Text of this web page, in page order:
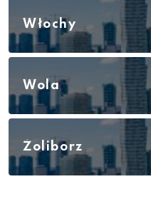
Włochy
Wola
Żoliborz